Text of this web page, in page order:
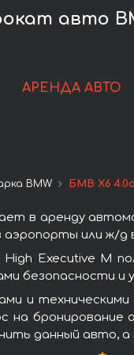
авто
АРЕНДА АВТО
BMW БМВ X6
в аренду
или ж/д
Executive M
безопасности и
и
на
данный авто,